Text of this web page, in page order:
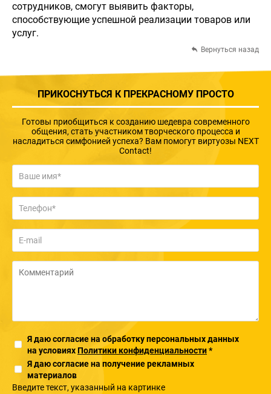
сотрудников, смогут выявить факторы,
способствующие успешной реализации товаров или
услуг.
Вернуться назад
ПРИКОСНУТЬСЯ К ПРЕКРАСНОМУ ПРОСТО
Готовы приобщиться к созданию шедевра современного
общения, стать участником творческого процесса и
насладиться симфонией успеха? Вам помогут виртуозы NEXT
Contact!
Я даю согласие на обработку персональных данных
на условиях Политики конфиденциальности*
Я даю согласие на получение рекламных
материалов
Введите текcт, указанный на картинке